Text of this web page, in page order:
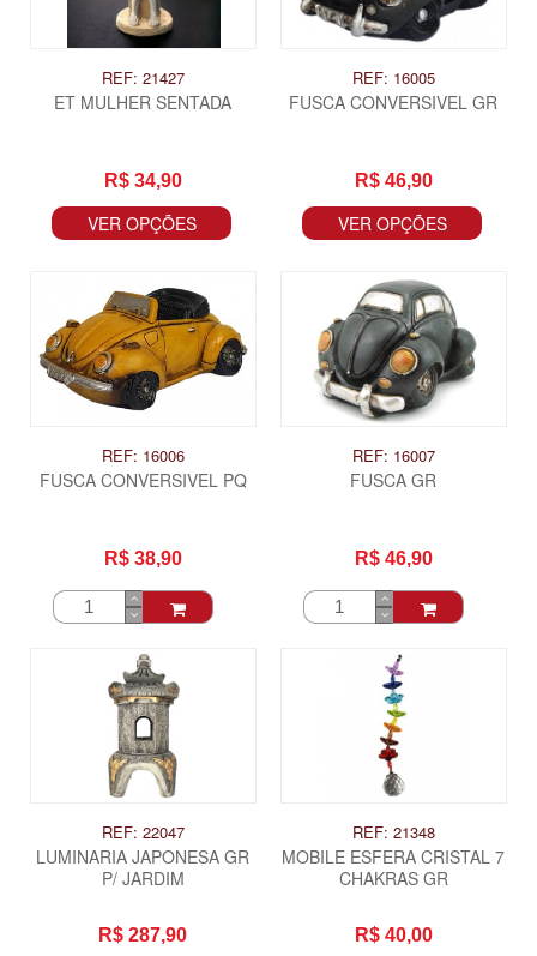
REF: 21427
ET MULHER SENTADA
R$ 34,90
VER OPÇÕES
REF: 16005
FUSCA CONVERSIVEL GR
R$ 46,90
VER OPÇÕES
REF: 16006
FUSCA CONVERSIVEL PQ
R$ 38,90
REF: 16007
FUSCA GR
R$ 46,90
REF: 22047
LUMINARIA JAPONESA GR
P/ JARDIM
R$ 287,90
REF: 21348
MOBILE ESFERA CRISTAL 7
CHAKRAS GR
R$ 40,00